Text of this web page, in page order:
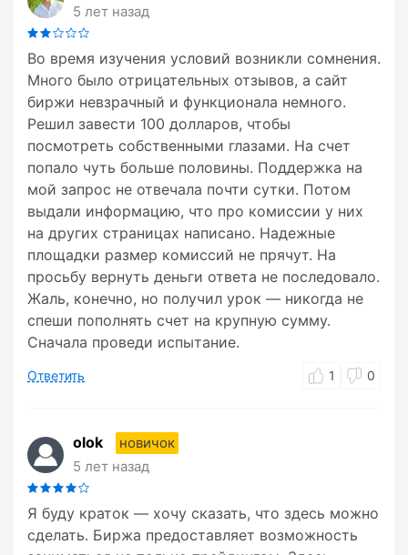
5 лет назад
Во время изучения условий возникли сомнения.
Много было отрицательных отзывов, а сайт
биржи невзрачный и функционала немного.
Решил завести 100 долларов, чтобы
посмотреть собственными глазами. На счет
попало чуть больше половины. Поддержка на
мой запрос не отвечала почти сутки. Потом
выдали информацию, что про комиссии у них
на других страницах написано. Надежные
площадки размер комиссий не прячут. На
просьбу вернуть деньги ответа не последовало.
Жаль, конечно, но получил урок — никогда не
спеши пополнять счет на крупную сумму.
Сначала проведи испытание.
Ответить 1 0
olok
новичок
5 лет назад
Я буду краток — хочу сказать, что здесь можно
сделать. Биржа предоставляет возможность